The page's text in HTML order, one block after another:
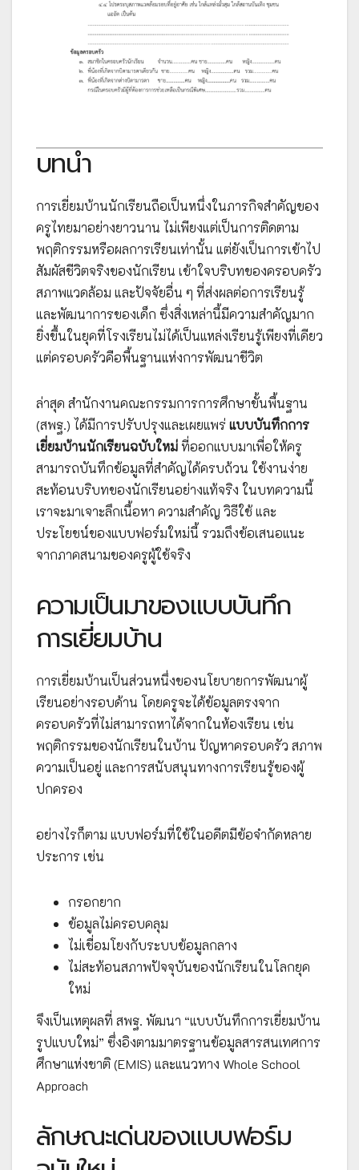
บทนำ
การเยี่ยมบ้านนักเรียนถือเป็นหนึ่งในภารกิจสำคัญของ
ครูไทยมาอย่างยาวนาน ไม่เพียงแต่เป็นการติดตาม
พฤติกรรมหรือผลการเรียนเท่านั้น แต่ยังเป็นการเข้าไป
สัมผัสชีวิตจริงของนักเรียน เข้าใจบริบทของครอบครัว
สภาพแวดล้อม และปัจจัยอื่น ๆ ที่ส่งผลต่อการเรียนรู้
และพัฒนาการของเด็ก ซึ่งสิ่งเหล่านี้มีความสำคัญมาก
ยิ่งขึ้นในยุคที่โรงเรียนไม่ได้เป็นแหล่งเรียนรู้เพียงที่เดียว
แต่ครอบครัวคือพื้นฐานแห่งการพัฒนาชีวิต
ล่าสุด สำนักงานคณะกรรมการการศึกษาขั้นพื้นฐาน
(สพฐ.) ได้มีการปรับปรุงและเผยแพร่ แบบบันทึกการ
เยี่ยมบ้านนักเรียนฉบับใหม่ที่ออกแบบมาเพื่อให้ครู
สามารถบันทึกข้อมูลที่สำคัญได้ครบถ้วน ใช้งานง่าย
สะท้อนบริบทของนักเรียนอย่างแท้จริง ในบทความนี้
เราจะมาเจาะลึกเนื้อหา ความสำคัญ วิธีใช้ และ
ประโยชน์ของแบบฟอร์มใหม่นี้ รวมถึงข้อเสนอแนะ
จากภาคสนามของครูผู้ใช้จริง
ความเป็นมาของแบบบันทึก
การเยี่ยมบ้าน
การเยี่ยมบ้านเป็นส่วนหนึ่งของนโยบายการพัฒนาผู้
เรียนอย่างรอบด้าน โดยครูจะได้ข้อมูลตรงจาก
ครอบครัวที่ไม่สามารถหาได้จากในห้องเรียน เช่น
พฤติกรรมของนักเรียนในบ้าน ปัญหาครอบครัว สภาพ
ความเป็นอยู่ และการสนับสนุนทางการเรียนรู้ของผู้
ปกครอง
อย่างไรก็ตาม แบบฟอร์มที่ใช้ในอดีตมีข้อจำกัดหลาย
ประการ เช่น
กรอกยาก
ข้อมูลไม่ครอบคลุม
ไม่เชื่อมโยงกับระบบข้อมูลกลาง
ไม่สะท้อนสภาพปัจจุบันของนักเรียนในโลกยุค
ใหม่
จึงเป็นเหตุผลที่ สพฐ. พัฒนา “แบบบันทึกการเยี่ยมบ้าน
รูปแบบใหม่” ซึ่งอิงตามมาตรฐานข้อมูลสารสนเทศการ
ศึกษาแห่งชาติ (EMIS) และแนวทาง Whole School
Approach
ลักษณะเด่นของแบบฟอร์ม